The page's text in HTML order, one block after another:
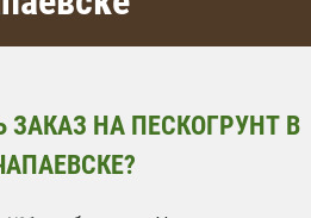
НА ПЕСКОГРУНТ В